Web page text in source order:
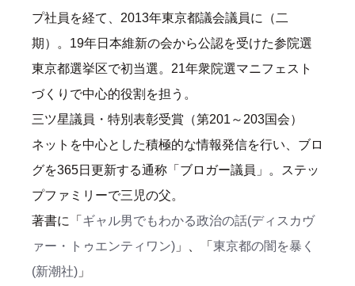
プ社員を経て、2013年東京都議会議員に（二
期）。19年日本維新の会から公認を受けた参院選
東京都選挙区で初当選。21年衆院選マニフェスト
づくりで中心的役割を担う。
三ツ星議員・特別表彰受賞（第201～203国会）
ネットを中心とした積極的な情報発信を行い、ブロ
グを365日更新する通称「ブロガー議員」。ステッ
プファミリーで三児の父。
著書に「 ギャル男でもわかる政治の話(ディスカヴ
ァー・トゥエンティワン) 」、「 東京都の闇を暴く
(新潮社) 」